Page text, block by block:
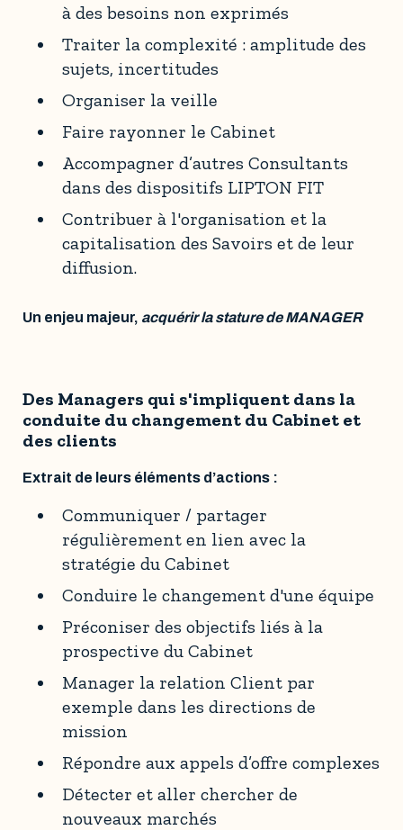
à des besoins non exprimés
Traiter la complexité : amplitude des
sujets, incertitudes
Organiser la veille
Faire rayonner le Cabinet
Accompagner d’autres Consultants
dans des dispositifs LIPTON FIT
Contribuer à l'organisation et la
capitalisation des Savoirs et de leur
diffusion.
Un enjeu majeur, acquérir la stature de MANAGER
Des Managers qui s'impliquent dans la
conduite du changement du Cabinet et
des clients
Extrait de leurs éléments d’actions :
Communiquer / partager
régulièrement en lien avec la
stratégie du Cabinet
Conduire le changement d'une équipe
Préconiser des objectifs liés à la
prospective du Cabinet
Manager la relation Client par
exemple dans les directions de
mission
Répondre aux appels d’offre complexes
Détecter et aller chercher de
nouveaux marchés